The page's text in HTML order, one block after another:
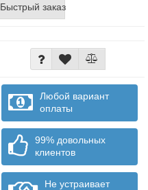
Быстрый заказ
Любой вариант
оплаты
99% довольных
клиентов
Не устраивает